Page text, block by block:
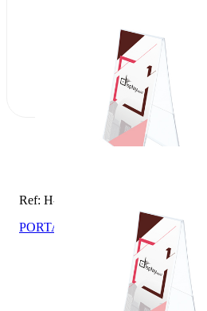
Ref: H-409
PORTAGRAFICA PVC DUO